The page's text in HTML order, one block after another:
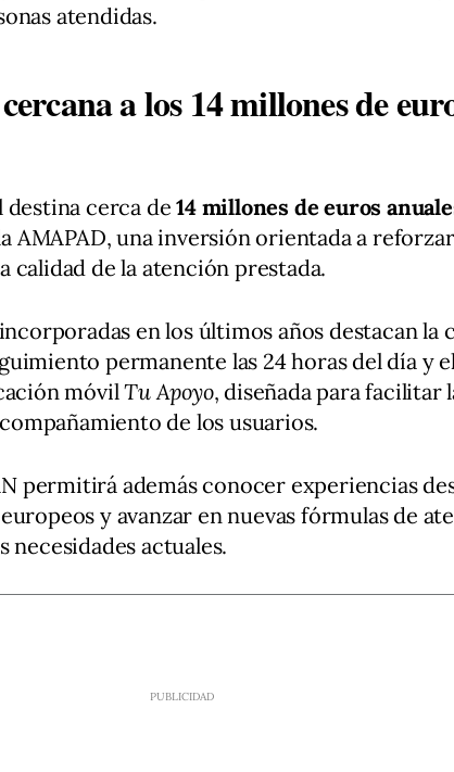
atendidas.
a los 14 millones de
destina cerca de14 millones de euros
AMAPAD, una inversión orientada a
calidad de la atención prestada.
en los últimos años destacan la
permanente las 24 horas del día y el
móvilTu Apoyo, diseñada para facilitar
de los usuarios.
permitirá además conocer experiencias
y avanzar en nuevas fórmulas de
necesidades actuales.